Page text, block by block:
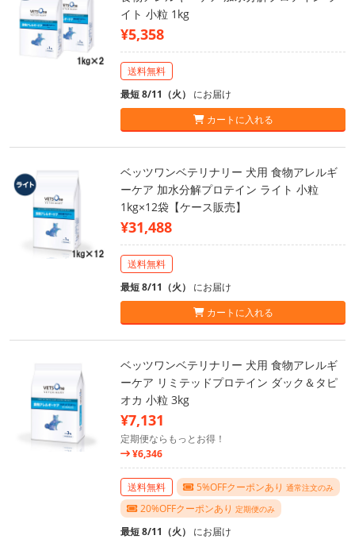
イト 小粒 1kg
¥5,358
送料無料
最短 8/11（火） にお届け
カートに入れる
ベッツワンベテリナリー 犬用 食物アレルギ
ーケア 加水分解プロテイン ライト 小粒
1kg×12袋【ケース販売】
¥31,488
送料無料
最短 8/11（火） にお届け
カートに入れる
ベッツワンベテリナリー 犬用 食物アレルギ
ーケア リミテッドプロテイン ダック＆タピ
オカ 小粒 3kg
¥7,131
定期便ならもっとお得！
¥6,346
送料無料 5%OFFクーポンあり 通常注文のみ
20%OFFクーポンあり 定期便のみ
最短 8/11（火） にお届け